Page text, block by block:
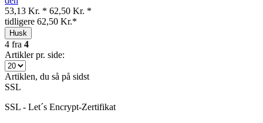
53,13 Kr. * 62,50 Kr. *
tidligere 62,50 Kr.*
Husk
4 fra 4
Artikler pr. side:
Artiklen, du så på sidst
SSL
SSL - Let´s Encrypt-Zertifikat